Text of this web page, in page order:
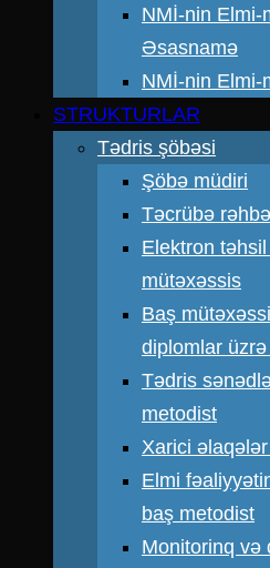
NMİ-nin Elmi-
Əsasnamə
NMİ-nin Elmi-
STRUKTURLAR
Tədris şöbəsi
Şöbə müdiri
Təcrübə
Elektron
mütəxəssis
Baş
diplomlar
Tədris
metodist
Xarici
Elmi
baş metodist
Monitorinq və